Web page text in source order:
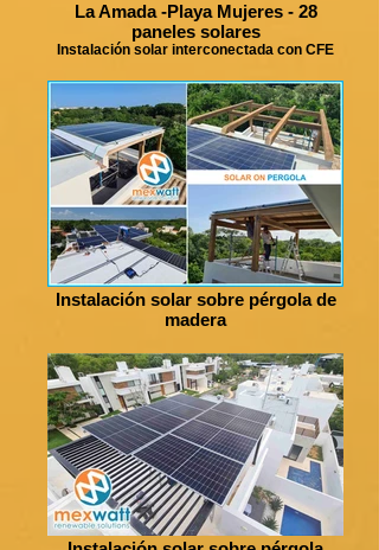
La Amada -Playa Mujeres - 28
paneles solares
Instalación solar interconectada con CFE
Instalación solar sobre pérgola de
madera